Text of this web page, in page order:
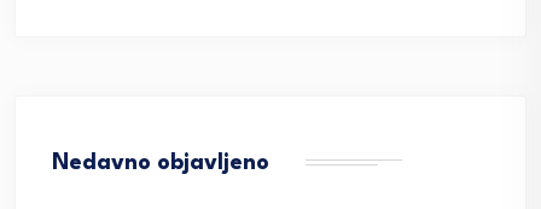
Nedavno objavljeno